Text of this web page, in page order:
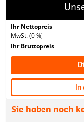
Ihr Nettopreis
MwSt. (0 %)
Ihr Bruttopreis
Sie haben noch